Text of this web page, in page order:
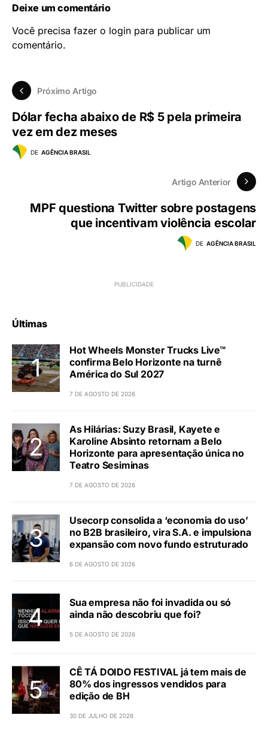
Deixe um comentário
Você precisa fazer o login para publicar um
comentário.
Próximo Artigo
Dólar fecha abaixo de R$ 5 pela primeira
vez em dez meses
DE AGÊNCIA BRASIL
Artigo Anterior
MPF questiona Twitter sobre postagens
que incentivam violência escolar
DE AGÊNCIA BRASIL
Últimas
Hot Wheels Monster Trucks Live™
confirma Belo Horizonte na turnê
América do Sul 2027
7 DE AGOSTO DE 2026
As Hilárias: Suzy Brasil, Kayete e
Karoline Absinto retornam a Belo
Horizonte para apresentação única no
Teatro Sesiminas
7 DE AGOSTO DE 2026
Usecorp consolida a ‘economia do uso’
no B2B brasileiro, vira S.A. e impulsiona
expansão com novo fundo estruturado
6 DE AGOSTO DE 2026
Sua empresa não foi invadida ou só
ainda não descobriu que foi?
5 DE AGOSTO DE 2026
CÊ TÁ DOIDO FESTIVAL já tem mais de
80% dos ingressos vendidos para
edição de BH
30 DE JULHO DE 2026